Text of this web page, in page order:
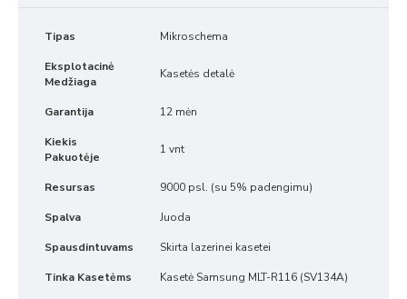
Tipas Mikroschema
Eksplotacinė
Medžiaga
Kasetės detalė
Garantija 12 mėn
Kiekis
Pakuotėje
1 vnt
Resursas 9000 psl. (su 5% padengimu)
Spalva Juoda
Spausdintuvams Skirta lazerinei kasetei
Tinka Kasetėms Kasetė Samsung MLT-R116 (SV134A)